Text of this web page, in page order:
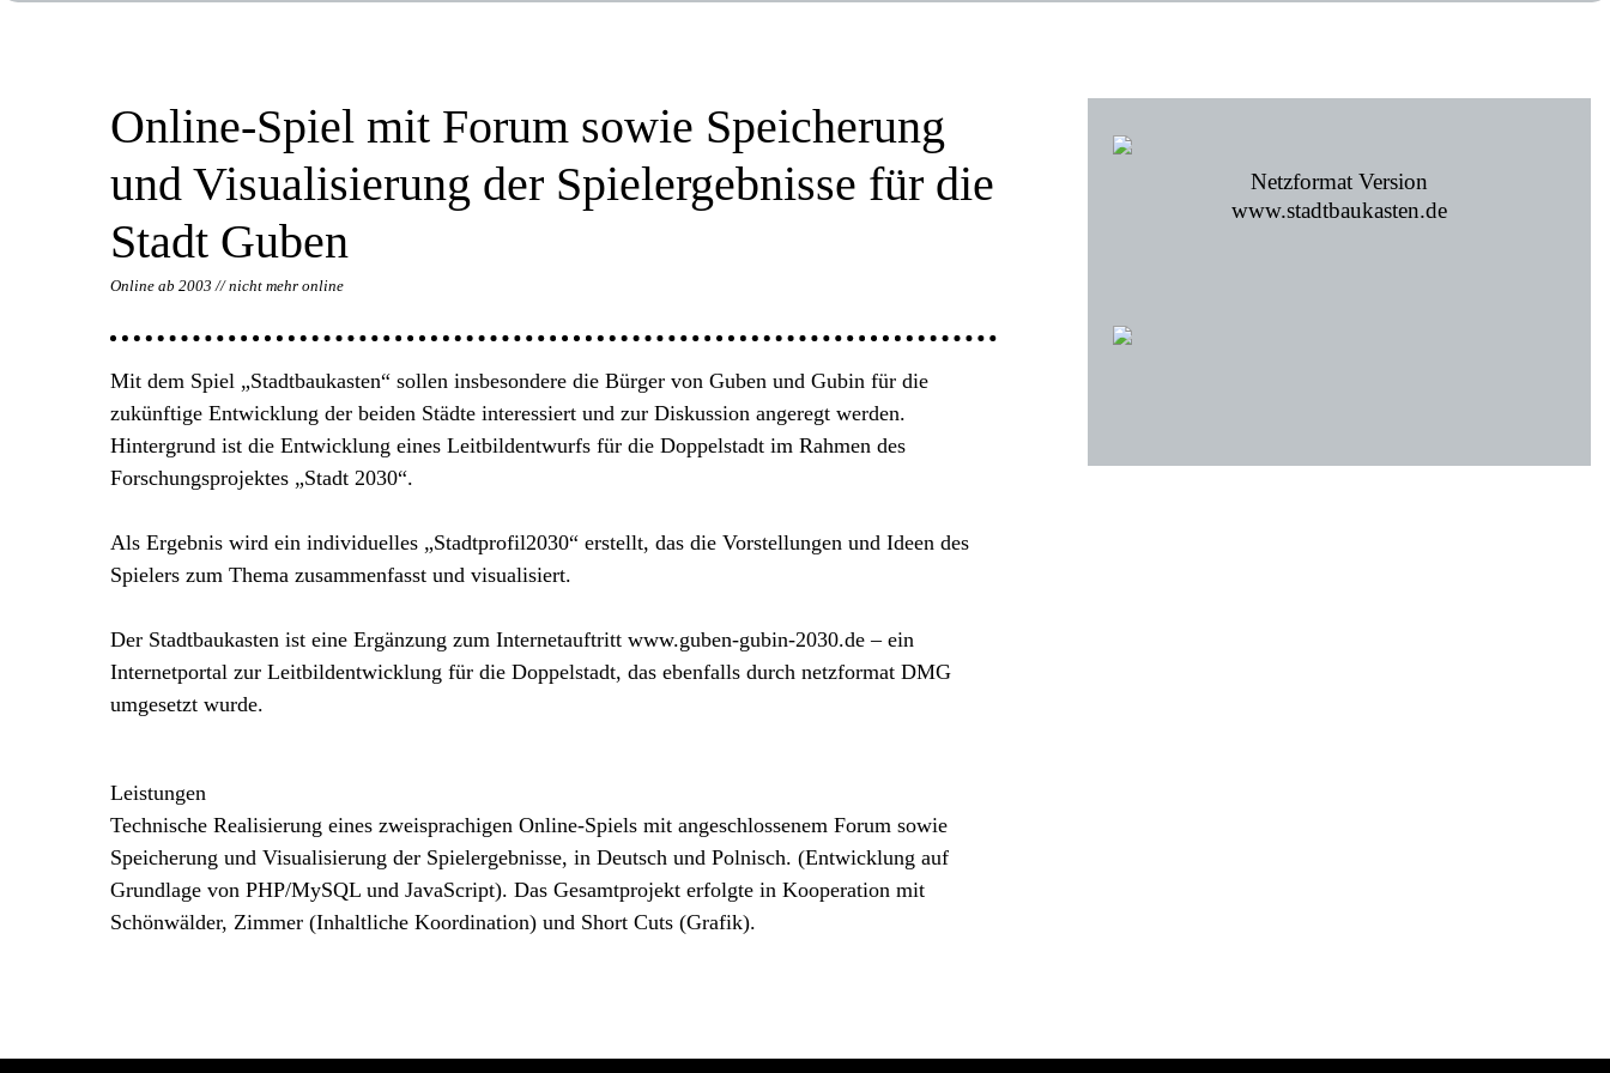
Online-Spiel mit Forum sowie Speicherung
und Visualisierung der Spielergebnisse für die
Stadt Guben
Online ab 2003 // nicht mehr online
Mit dem Spiel „Stadtbaukasten“ sollen insbesondere die Bürger von Guben und Gubin für die
zukünftige Entwicklung der beiden Städte interessiert und zur Diskussion angeregt werden.
Hintergrund ist die Entwicklung eines Leitbildentwurfs für die Doppelstadt im Rahmen des
Forschungsprojektes „Stadt 2030“.
Als Ergebnis wird ein individuelles „Stadtprofil2030“ erstellt, das die Vorstellungen und Ideen des
Spielers zum Thema zusammenfasst und visualisiert.
Der Stadtbaukasten ist eine Ergänzung zum Internetauftritt www.guben-gubin-2030.de – ein
Internetportal zur Leitbildentwicklung für die Doppelstadt, das ebenfalls durch netzformat DMG
umgesetzt wurde.
Leistungen
Technische Realisierung eines zweisprachigen Online-Spiels mit angeschlossenem Forum sowie
Speicherung und Visualisierung der Spielergebnisse, in Deutsch und Polnisch. (Entwicklung auf
Grundlage von PHP/MySQL und JavaScript). Das Gesamtprojekt erfolgte in Kooperation mit
Schönwälder, Zimmer (Inhaltliche Koordination) und Short Cuts (Grafik).
Netzformat Version
www.stadtbaukasten.de